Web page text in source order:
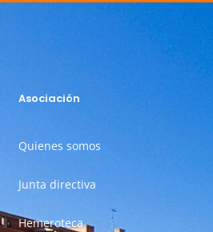
Asociación
Quienes somos
Junta directiva
Hemeroteca